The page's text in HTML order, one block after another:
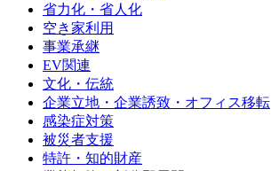
省力化・省人化
空き家利用
事業承継
EV関連
文化・伝統
企業立地・企業誘致・オフィス移転
感染症対策
被災者支援
特許・知的財産